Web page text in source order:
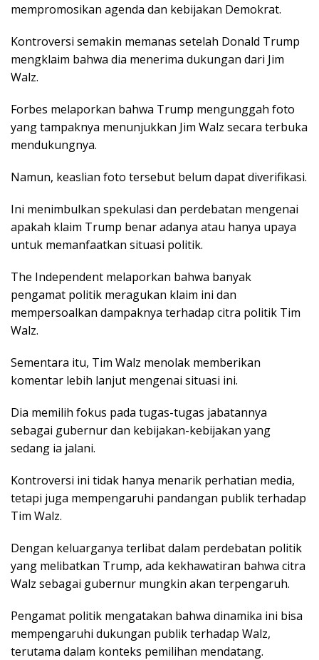
mempromosikan agenda dan kebijakan Demokrat.
Kontroversi semakin memanas setelah Donald Trump
mengklaim bahwa dia menerima dukungan dari Jim
Walz.
Forbes melaporkan bahwa Trump mengunggah foto
yang tampaknya menunjukkan Jim Walz secara terbuka
mendukungnya.
Namun, keaslian foto tersebut belum dapat diverifikasi.
Ini menimbulkan spekulasi dan perdebatan mengenai
apakah klaim Trump benar adanya atau hanya upaya
untuk memanfaatkan situasi politik.
The Independent melaporkan bahwa banyak
pengamat politik meragukan klaim ini dan
mempersoalkan dampaknya terhadap citra politik Tim
Walz.
Sementara itu, Tim Walz menolak memberikan
komentar lebih lanjut mengenai situasi ini.
Dia memilih fokus pada tugas-tugas jabatannya
sebagai gubernur dan kebijakan-kebijakan yang
sedang ia jalani.
Kontroversi ini tidak hanya menarik perhatian media,
tetapi juga mempengaruhi pandangan publik terhadap
Tim Walz.
Dengan keluarganya terlibat dalam perdebatan politik
yang melibatkan Trump, ada kekhawatiran bahwa citra
Walz sebagai gubernur mungkin akan terpengaruh.
Pengamat politik mengatakan bahwa dinamika ini bisa
mempengaruhi dukungan publik terhadap Walz,
terutama dalam konteks pemilihan mendatang.